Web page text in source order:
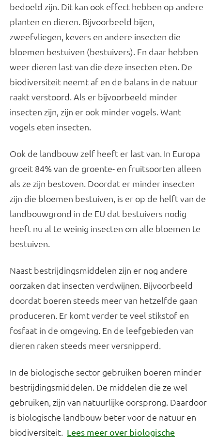
bedoeld zijn. Dit kan ook effect hebben op andere
planten en dieren. Bijvoorbeeld bijen,
zweefvliegen, kevers en andere insecten die
bloemen bestuiven (bestuivers). En daar hebben
weer dieren last van die deze insecten eten. De
biodiversiteit neemt af en de balans in de natuur
raakt verstoord. Als er bijvoorbeeld minder
insecten zijn, zijn er ook minder vogels. Want
vogels eten insecten.
Ook de landbouw zelf heeft er last van. In Europa
groeit 84% van de groente- en fruitsoorten alleen
als ze zijn bestoven. Doordat er minder insecten
zijn die bloemen bestuiven, is er op de helft van de
landbouwgrond in de EU dat bestuivers nodig
heeft nu al te weinig insecten om alle bloemen te
bestuiven.
Naast bestrijdingsmiddelen zijn er nog andere
oorzaken dat insecten verdwijnen. Bijvoorbeeld
doordat boeren steeds meer van hetzelfde gaan
produceren. Er komt verder te veel stikstof en
fosfaat in de omgeving. En de leefgebieden van
dieren raken steeds meer versnipperd.
In de biologische sector gebruiken boeren minder
bestrijdingsmiddelen. De middelen die ze wel
gebruiken, zijn van natuurlijke oorsprong. Daardoor
is biologische landbouw beter voor de natuur en
biodiversiteit. Lees meer over biologische